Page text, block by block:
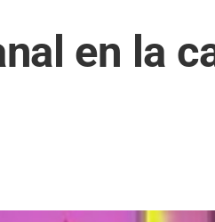
en la